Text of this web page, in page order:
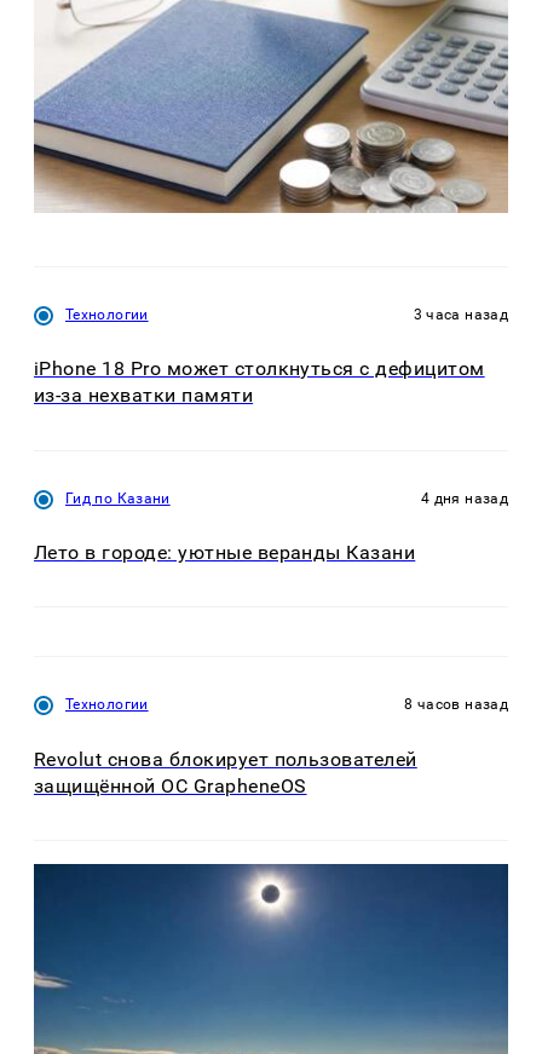
Технологии 3 часа назад
iPhone 18 Pro может столкнуться с дефицитом
из-за нехватки памяти
Гид по Казани 4 дня назад
Лето в городе: уютные веранды Казани
Технологии 8 часов назад
Revolut снова блокирует пользователей
защищённой ОС GrapheneOS